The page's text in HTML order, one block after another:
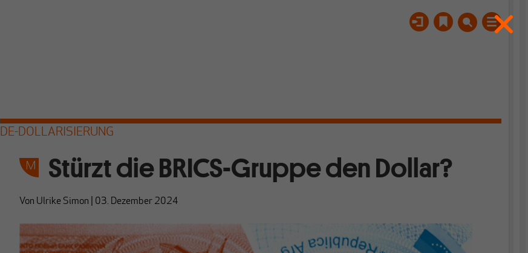
DE-DOLLARISIERUNG
Stürzt die BRICS-Gruppe den Dollar?
Von Ulrike Simon 03. Dezember 2024